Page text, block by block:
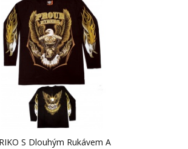
S Dlouhým Rukávem A